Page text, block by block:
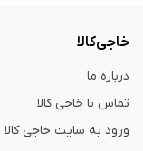
خاجی‌کالا
درباره ما
تماس با خاجی کالا
ورود به سایت خاجی‌ کالا